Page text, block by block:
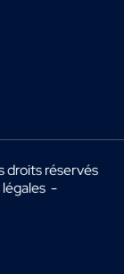
réservés
-